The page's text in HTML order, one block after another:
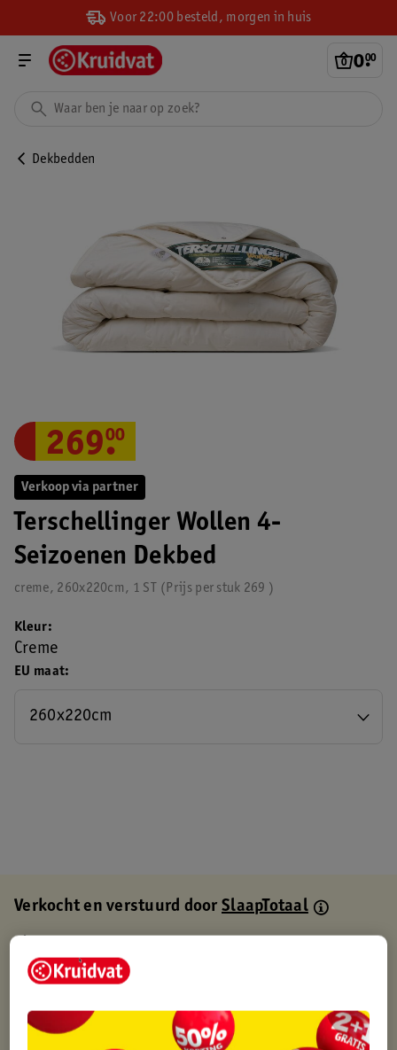
Voor 22:00 besteld, morgen in huis
0.
00
Dekbedden
Verkoop via partner
Terschellinger Wollen 4-
Seizoenen Dekbed
creme, 260x220cm, 1 ST 269
Prijs per stuk
269.
00
EU maat
260x220cm
Kleur
Creme
Verkocht en verstuurd doorSlaapTotaal
Gratis thuisbezorgd
Gratis retourneren via verkooppartner.
Gratis punten met je Kruidvat kaart